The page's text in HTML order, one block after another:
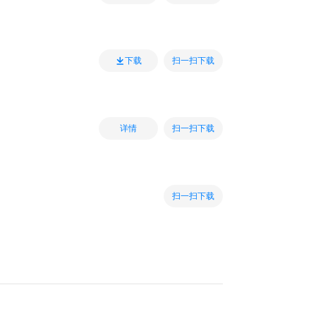
下载 扫一扫下载
详情 扫一扫下载
扫一扫下载